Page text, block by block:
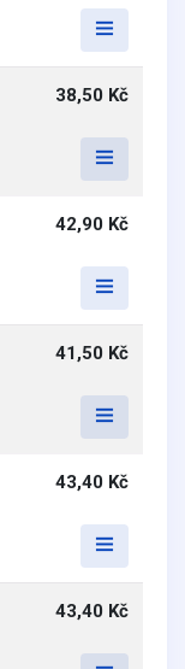
38,50 Kč
42,90 Kč
41,50 Kč
43,40 Kč
43,40 Kč